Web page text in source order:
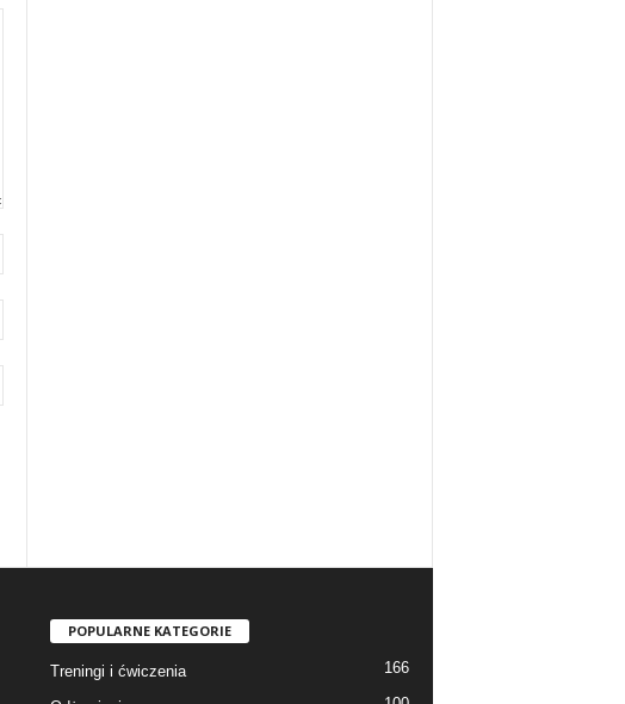
POPULARNE KATEGORIE
Treningi i ćwiczenia 166